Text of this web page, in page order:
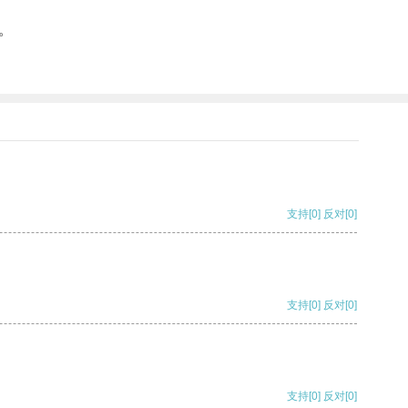
支持[0] 反对[0]
支持[0] 反对[0]
支持[0] 反对[0]